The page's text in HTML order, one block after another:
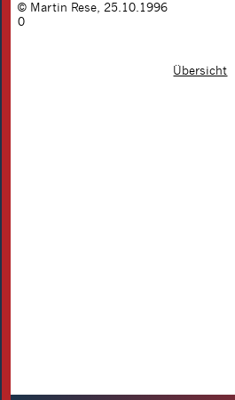
© Martin Rese 25.10.1996
0
Übersicht